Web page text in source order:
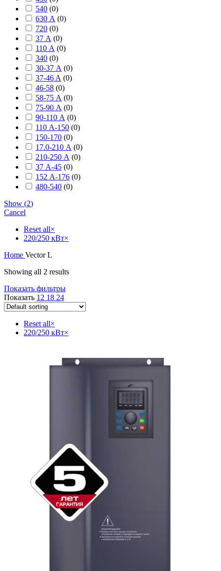
540 (0)
630 А (0)
720 (0)
37 А (0)
110 А (0)
340 (0)
30-37 А (0)
37-46 A (0)
46-58 (0)
58-75 А (0)
75-90 А (0)
90-110 А (0)
110 А-150 (0)
150-170 (0)
17.0-210 А (0)
210-250 А (0)
37 А-45 (0)
152 А-176 (0)
480-540 (0)
Show (2)
Cancel
Reset all×
220/250 кВт×
Home Vector L
Showing all 2 results
Показать фильтры
Показать 12 18 24
Reset all×
220/250 кВт×